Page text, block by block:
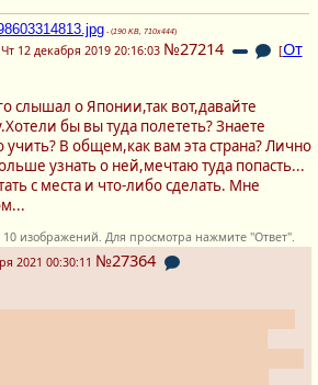
- (190 KB, 710x444)
Чт 12 декабря 2019 20:16:03 №27214 [От
слышал о Японии,так вот,давайте
бы вы туда полететь? Знаете
учить? В общем,как вам эта страна? Лично
узнать о ней,мечтаю туда попасть...
с места и что-либо сделать. Мне
изображений. Для просмотра нажмите "Ответ".
2021 00:30:11 №27364